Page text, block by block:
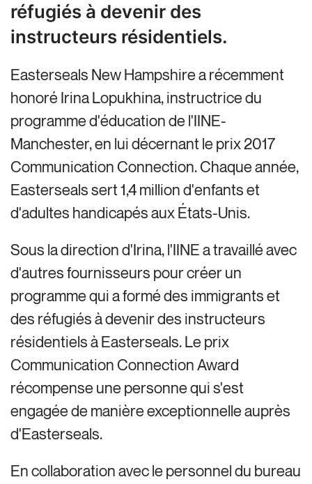
réfugiés à devenir des
instructeurs résidentiels.
Easterseals New Hampshire a récemment
honoré Irina Lopukhina, instructrice du
programme d'éducation de l'IINE-
Manchester, en lui décernant le prix 2017
Communication Connection. Chaque année,
Easterseals sert 1,4 million d'enfants et
d'adultes handicapés aux États-Unis.
Sous la direction d'Irina, l'IINE a travaillé avec
d'autres fournisseurs pour créer un
programme qui a formé des immigrants et
des réfugiés à devenir des instructeurs
résidentiels à Easterseals. Le prix
Communication Connection Award
récompense une personne qui s'est
engagée de manière exceptionnelle auprès
d'Easterseals.
En collaboration avec le personnel du bureau